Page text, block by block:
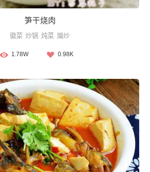
笋干烧肉
徽菜 炒锅 炖菜 煸炒
1.78W 0.98K